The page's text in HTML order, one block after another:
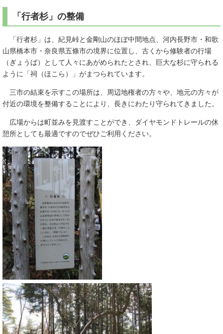
「行者杉」の整備
「行者杉」は、紀見峠と金剛山のほぼ中間地点、河内長野市・和歌
山県橋本市・奈良県五條市の境界に位置し、古くから修験者の行場
（ぎょうば）として人々にあがめられたとされ、巨大な杉に守られる
ように「祠（ほこら）」がまつられています。
三市の結束を示すこの場所は、周辺地権者の方々や、地元の方々が
付近の環境を整備することにより、長きにわたり守られてきました。
広場からは町並みを見渡すことができ、ダイヤモンドトレールの休
憩所としても最適ですのでぜひご利用ください。